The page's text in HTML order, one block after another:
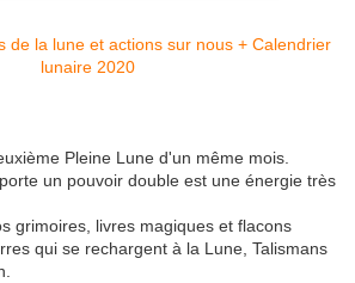
Pleine Lune d'un même mois.
un pouvoir double est une énergie très
grimoires, livres magiques et flacons
qui se rechargent à la Lune, Talismans